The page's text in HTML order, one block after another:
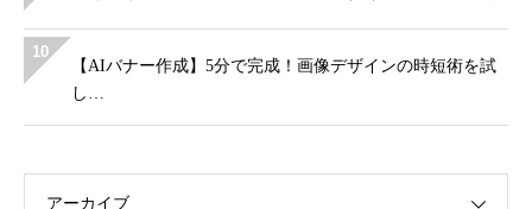
10
【AIバナー作成】5分で完成！画像デザインの時短術を試
し…
アーカイブ